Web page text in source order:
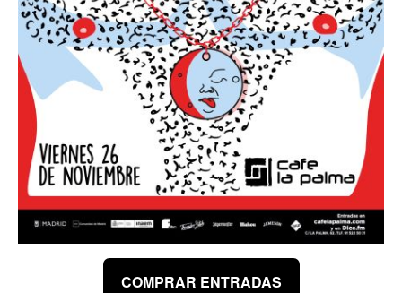
COMPRAR ENTRADAS